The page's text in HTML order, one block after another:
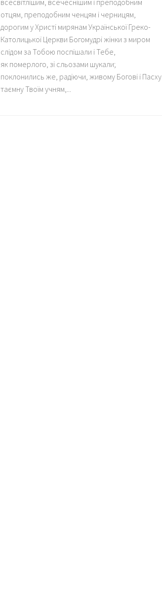
всесвітлішим, всечеснішим і преподобним
отцям, преподобним ченцям і черницям,
дорогим у Христі мирянам Української Греко-
Католицької Церкви Богомудрі жінки з миром
слідом за Тобою поспішали і Тебе,
як померлого, зі сльозами шукали;
поклонились же, радіючи, живому Богові і Пасху
таємну Твоїм учням,...